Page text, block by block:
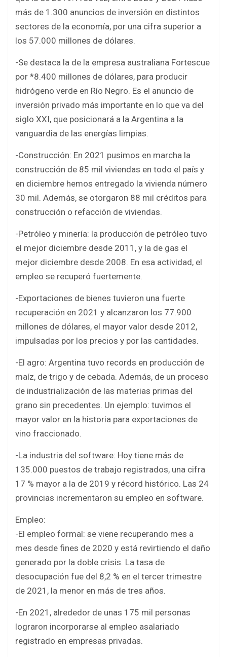
más de 1.300 anuncios de inversión en distintos
sectores de la economía, por una cifra superior a
los 57.000 millones de dólares.
-Se destaca la de la empresa australiana Fortescue
por *8.400 millones de dólares, para producir
hidrógeno verde en Río Negro. Es el anuncio de
inversión privado más importante en lo que va del
siglo XXI, que posicionará a la Argentina a la
vanguardia de las energías limpias.
-Construcción: En 2021 pusimos en marcha la
construcción de 85 mil viviendas en todo el país y
en diciembre hemos entregado la vivienda número
30 mil. Además, se otorgaron 88 mil créditos para
construcción o refacción de viviendas.
-Petróleo y minería: la producción de petróleo tuvo
el mejor diciembre desde 2011, y la de gas el
mejor diciembre desde 2008. En esa actividad, el
empleo se recuperó fuertemente.
-Exportaciones de bienes tuvieron una fuerte
recuperación en 2021 y alcanzaron los 77.900
millones de dólares, el mayor valor desde 2012,
impulsadas por los precios y por las cantidades.
-El agro: Argentina tuvo records en producción de
maíz, de trigo y de cebada. Además, de un proceso
de industrialización de las materias primas del
grano sin precedentes. Un ejemplo: tuvimos el
mayor valor en la historia para exportaciones de
vino fraccionado.
-La industria del software: Hoy tiene más de
135.000 puestos de trabajo registrados, una cifra
17 % mayor a la de 2019 y récord histórico. Las 24
provincias incrementaron su empleo en software.
Empleo:
-El empleo formal: se viene recuperando mes a
mes desde fines de 2020 y está revirtiendo el daño
generado por la doble crisis. La tasa de
desocupación fue del 8,2 % en el tercer trimestre
de 2021, la menor en más de tres años.
-En 2021, alrededor de unas 175 mil personas
lograron incorporarse al empleo asalariado
registrado en empresas privadas.